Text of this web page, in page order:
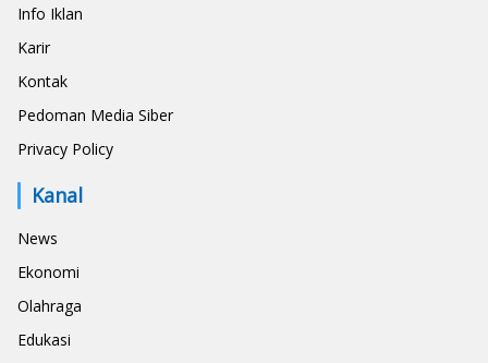
Info Iklan
Karir
Kontak
Pedoman Media Siber
Privacy Policy
Kanal
News
Ekonomi
Olahraga
Edukasi